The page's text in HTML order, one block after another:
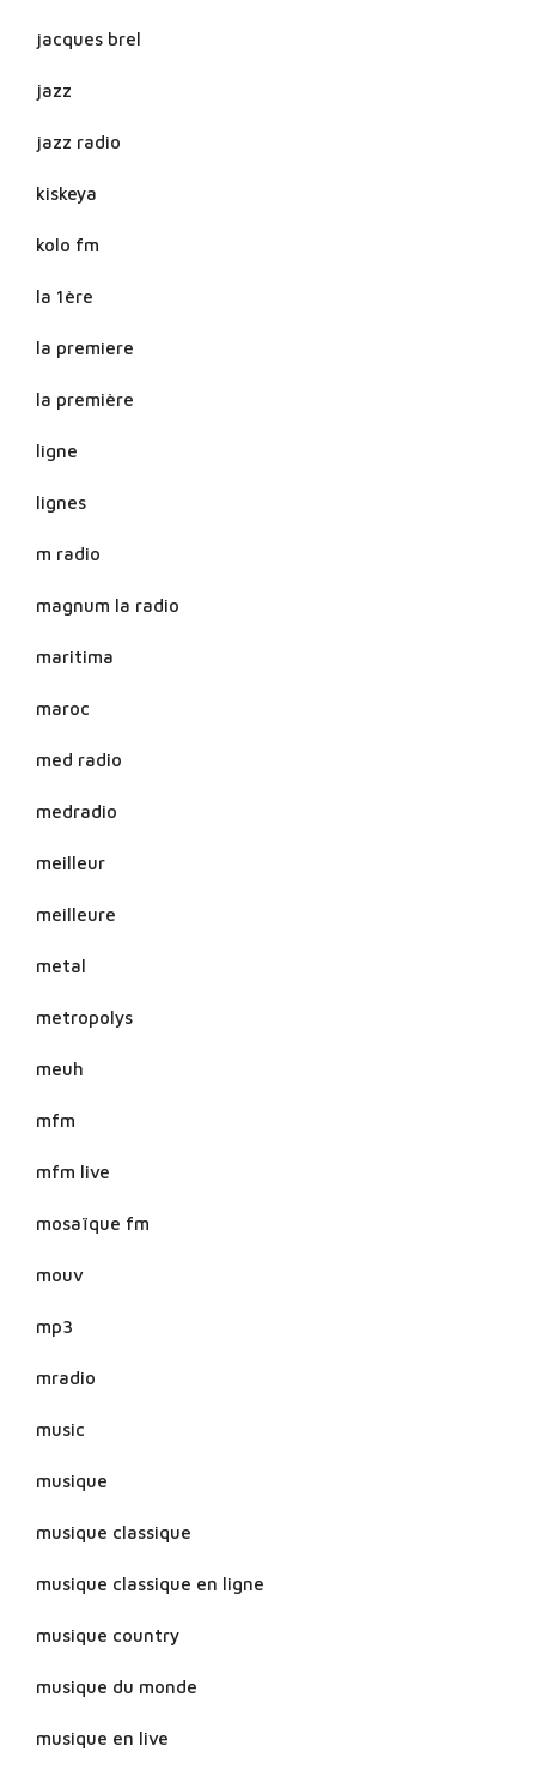
jacques brel
jazz
jazz radio
kiskeya
kolo fm
la 1ère
la premiere
la première
ligne
lignes
m radio
magnum la radio
maritima
maroc
med radio
medradio
meilleur
meilleure
metal
metropolys
meuh
mfm
mfm live
mosaïque fm
mouv
mp3
mradio
music
musique
musique classique
musique classique en ligne
musique country
musique du monde
musique en live